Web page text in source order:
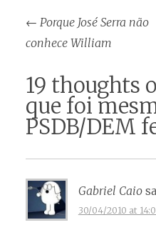
Post
← Porque José Serra não
conhece William
19 thoughts
que foi
PSDB/DEM
Gabriel Caio
30/04/2010 at